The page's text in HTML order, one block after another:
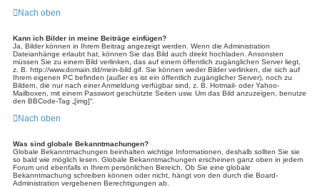
Nach oben
Kann ich Bilder in meine Beiträge einfügen?
Ja, Bilder können in Ihrem Beitrag angezeigt werden. Wenn die Administration
Dateianhänge erlaubt hat, können Sie das Bild auch direkt hochladen. Ansonsten
müssen Sie zu einem Bild verlinken, das auf einem öffentlich zugänglichen Server liegt,
z. B. http://www.domain.tld/mein-bild.gif. Sie können weder Bilder verlinken, die sich auf
Ihrem eigenen PC befinden (außer es ist ein öffentlich zugänglicher Server), noch zu
Bildern, die nur nach einer Anmeldung verfügbar sind, z. B. Hotmail- oder Yahoo-
Mailboxen, mit einem Passwort geschützte Seiten usw. Um das Bild anzuzeigen, benutze
den BBCode-Tag „[img]“.
Nach oben
Was sind globale Bekanntmachungen?
Globale Bekanntmachungen beinhalten wichtige Informationen, deshalb sollten Sie sie
so bald wie möglich lesen. Globale Bekanntmachungen erscheinen ganz oben in jedem
Forum und ebenfalls in Ihrem persönlichen Bereich. Ob Sie eine globale
Bekanntmachung schreiben können oder nicht, hängt von den durch die Board-
Administration vergebenen Berechtigungen ab.